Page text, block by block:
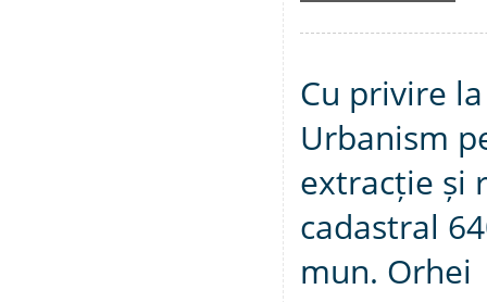
Cu privire
Urbanism
extracție și
cadastral
mun. Orhei